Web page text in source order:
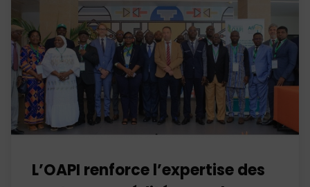
L’OAPI renforce l’expertise des